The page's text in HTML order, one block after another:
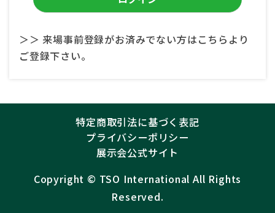
＞＞ 来場事前登録がお済みでない方はこちらより
ご登録下さい。
特定商取引法に基づく表記
プライバシーポリシー
展示会公式サイト
Copyright ©︎ TSO International All Rights
Reserved.